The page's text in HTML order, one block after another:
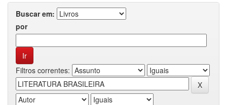
Buscar em:
por
Filtros correntes: